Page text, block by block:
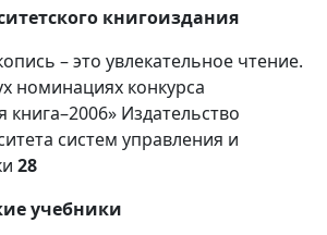
книгоиздания
– это увлекательное чтение.
номинациях конкурса
книга–2006» Издательство
систем управления и
28
учебники